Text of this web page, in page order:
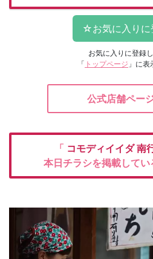
お気に入りに登録
「 トップページ 」に表
公式店舗ペー
「 コモディイイダ南
本日チラシを掲載してい